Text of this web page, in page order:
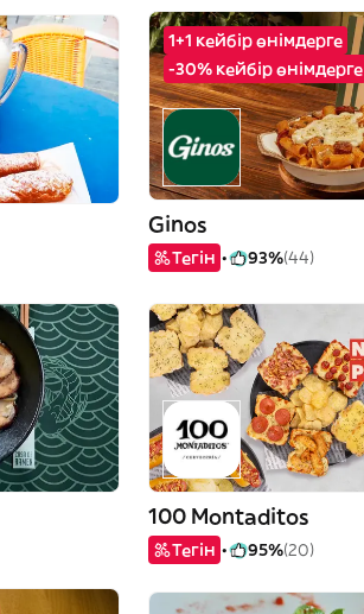
1+1 кейбір өнімдерге
-30% кейбір өнімдерге
Ginos
Тегін 93%(44)
100 Montaditos
Тегін 95%(20)